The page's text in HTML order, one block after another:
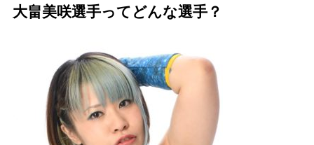
大畠美咲選手ってどんな選手？